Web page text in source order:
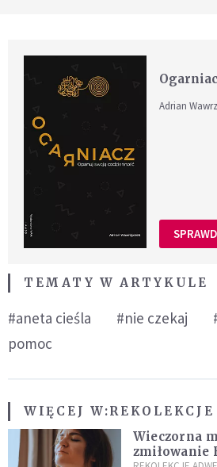
Adrian
TEMATY W ARTYKULE
#aneta cieśla #nie czekaj
pomoc
WIĘCEJ W:
Wieczorna
zmiłowanie